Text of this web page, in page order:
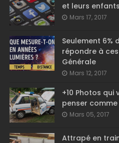
et leurs enfants
Mars 17, 2017
Seulement 6%
répondre à
Générale
Mars 12, 2017
+10 Photos
penser
Mars 05, 2017
Attrapé en